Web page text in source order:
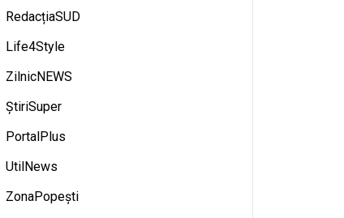
RedacțiaSUD
Life4Style
ZilnicNEWS
ȘtiriSuper
PortalPlus
UtilNews
ZonaPopești